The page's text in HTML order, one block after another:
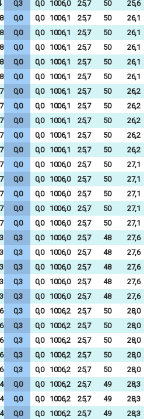
0,3 0,0 1006,0 25,7 50
25,6
0,0 0,0 1006,1 25,7 50
26,1
0,0 0,0 1006,1 25,7 50
26,1
0,0 0,0 1006,1 25,7 50
26,1
0,0 0,0 1006,1 25,7 50
26,1
0,0 0,0 1006,1 25,7 50
26,1
0,0 0,0 1006,1 25,7 50
26,2
0,0 0,0 1006,1 25,7 50
26,2
0,0 0,0 1006,1 25,7 50
26,2
0,0 0,0 1006,1 25,7 50
26,2
0,0 0,0 1006,1 25,7 50
26,2
0,0 0,0 1006,0 25,7 50
27,1
0,0 0,0 1006,0 25,7 50
27,1
0,0 0,0 1006,0 25,7 50
27,1
0,0 0,0 1006,0 25,7 50
27,1
0,0 0,0 1006,0 25,7 50
27,1
0,3 0,0 1006,0 25,7 48
27,6
0,3 0,0 1006,0 25,7 48
27,6
0,3 0,0 1006,0 25,7 48
27,6
0,3 0,0 1006,0 25,7 48
27,6
0,3 0,0 1006,0 25,7 48
27,6
0,3 0,0 1006,2 25,7 50
28,0
0,3 0,0 1006,2 25,7 50
28,0
0,3 0,0 1006,2 25,7 50
28,0
0,3 0,0 1006,2 25,7 50
28,0
0,3 0,0 1006,2 25,7 50
28,0
0,0 0,0 1006,2 25,7 49
28,3
0,0 0,0 1006,2 25,7 49
28,3
0,0 0,0 1006,2 25,7 49
28,3